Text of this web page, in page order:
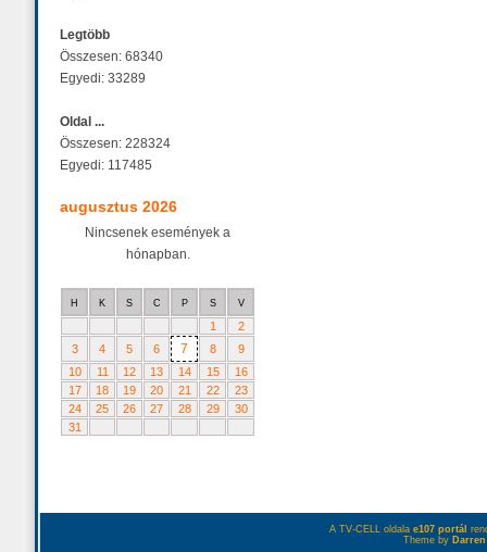
Legtöbb
Összesen: 68340
Egyedi: 33289
Oldal ...
Összesen: 228324
Egyedi: 117485
augusztus 2026
Nincsenek események a
hónapban.
H K S C P S V
1
2
3
4 5 6 7 8
9
10
11 12 13 14 15
16
17
18 19 20 21 22
23
24
25 26 27 28 29
30
31
A TV-CELL oldala e107 portál
Theme by